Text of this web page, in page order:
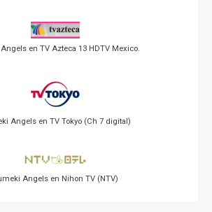
en TV Azteca 13 HDTV Mexico.
Angels en TV Tokyo (Ch 7 digital)
Angels en Nihon TV (NTV)